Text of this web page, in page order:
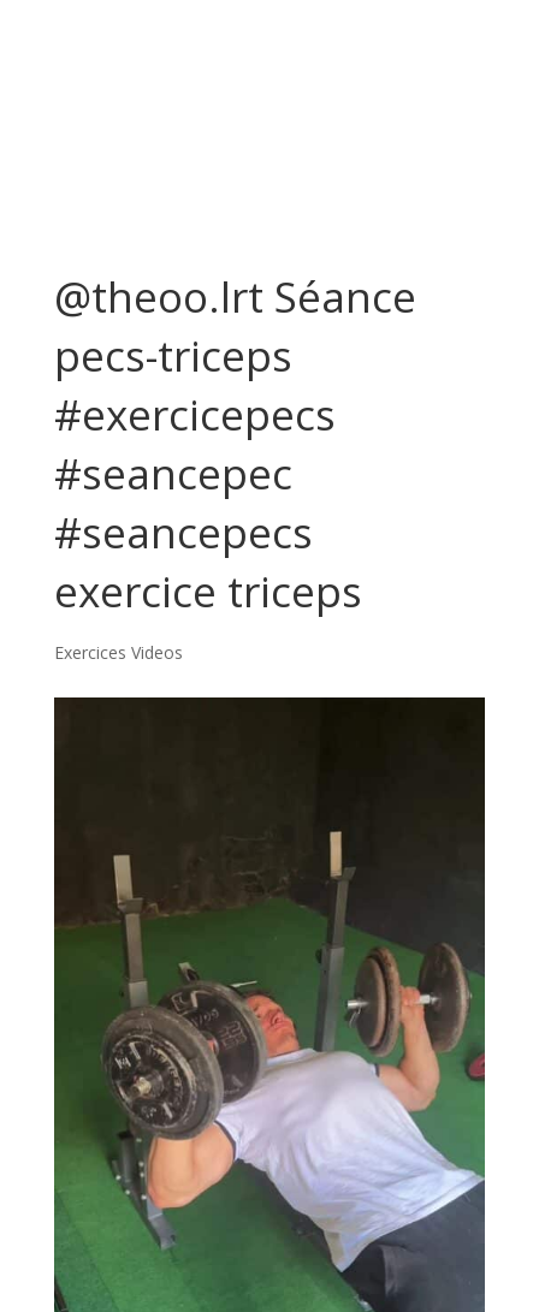
@theoo.lrt Séance
pecs-triceps
#exercicepecs
#seancepec
#seancepecs
exercice triceps
Exercices Videos